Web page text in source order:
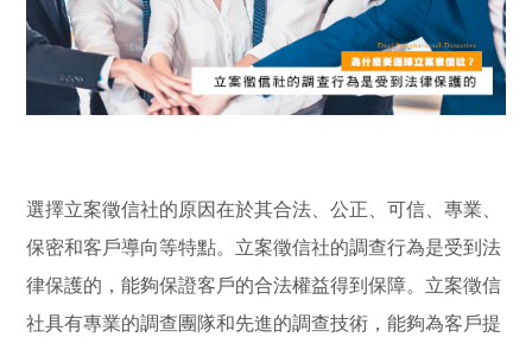
選擇立案徵信社的原因在於其合法、公正、可信、專業、
保密和客戶導向等特點。立案徵信社的調查行為是受到法
律保護的，能夠保證客戶的合法權益得到保障。立案徵信
社具有專業的調查團隊和先進的調查技術，能夠為客戶提